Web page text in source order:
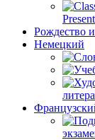
Рождество
Немецкий